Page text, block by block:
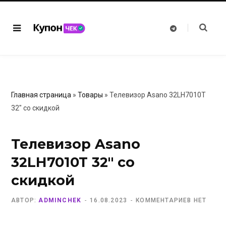
T
Главная страница » Товары » Телевизор Asano 32LH7010T
32″ со скидкой
Телевизор Asano
32LH7010T 32″ со
скидкой
АВТОР: ADMINCHEK 16.08.2023 КОММЕНТАРИЕВ НЕТ